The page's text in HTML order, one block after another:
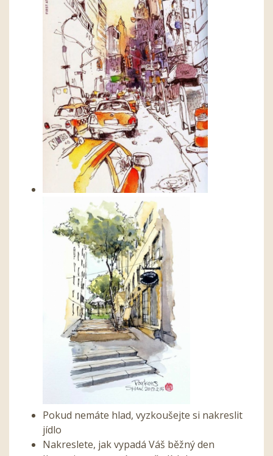
Pokud nemáte hlad, vyzkoušejte si nakreslit
jídlo
Nakreslete, jak vypadá Váš běžný den